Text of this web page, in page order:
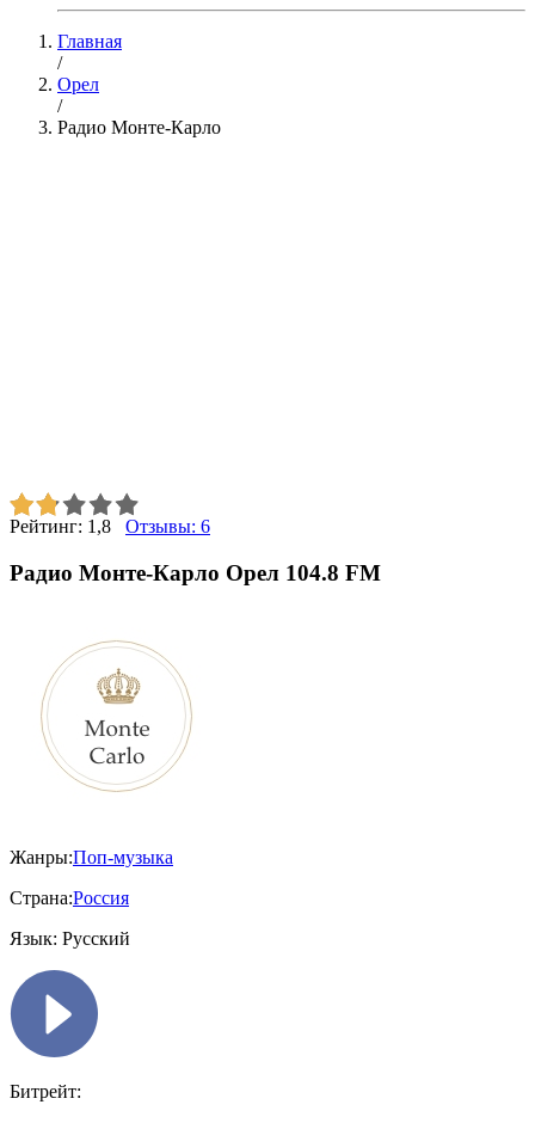
Главная
/
Орел
/
Радио Монте-Карло
Рейтинг: 1,8 Отзывы: 6
Радио Монте-Карло Орел 104.8 FM
Жанры:Поп-музыка
Страна:Россия
Язык: Русский
Битрейт: